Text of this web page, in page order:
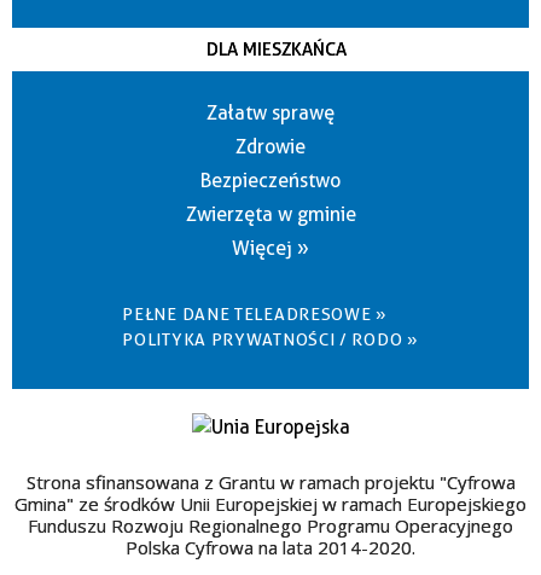
DLA MIESZKAŃCA
Załatw sprawę
Zdrowie
Bezpieczeństwo
Zwierzęta w gminie
Więcej »
PEŁNE DANE TELEADRESOWE »
POLITYKA PRYWATNOŚCI / RODO »
Strona sfinansowana z Grantu w ramach projektu "Cyfrowa
Gmina" ze środków Unii Europejskiej w ramach Europejskiego
Funduszu Rozwoju Regionalnego Programu Operacyjnego
Polska Cyfrowa na lata 2014-2020.